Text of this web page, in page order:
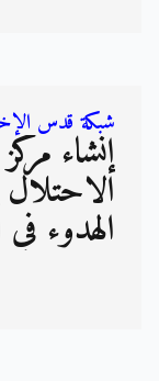
شبكة قدس
إنشاء
الهدوء